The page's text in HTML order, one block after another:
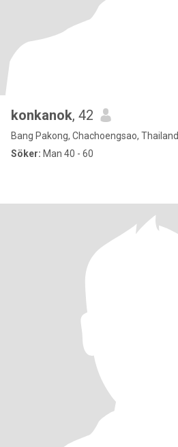
konkanok, 42
Bang Pakong, Chachoengsao, Thailand
Söker: Man 40 - 60